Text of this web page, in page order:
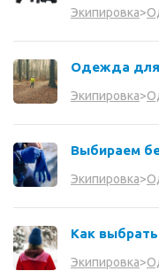
Экипировка>
Одежда для
Экипировка>
Выбираем
Экипировка>
Как
Экипировка>